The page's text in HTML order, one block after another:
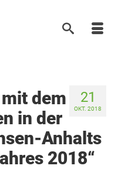
21
OKT. 2018
dem
in der
Anhalts
2018“